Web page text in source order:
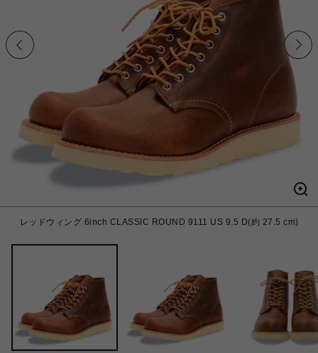
レッドウィング 6inch CLASSIC ROUND 9111 US 9.5 D(約 27.5 cm)